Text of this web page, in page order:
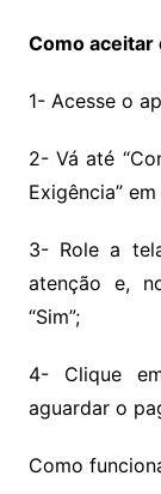
Como aceitar
1- Acesse o
2- Vá até
Exigência”
3- Role a
atenção e,
“Sim”;
4- Clique
aguardar o
Como